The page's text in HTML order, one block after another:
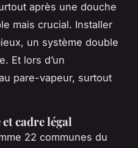
après une douche
mais crucial. Installer
un système double
Et lors d’un
pare-vapeur, surtout
cadre légal
22 communes du